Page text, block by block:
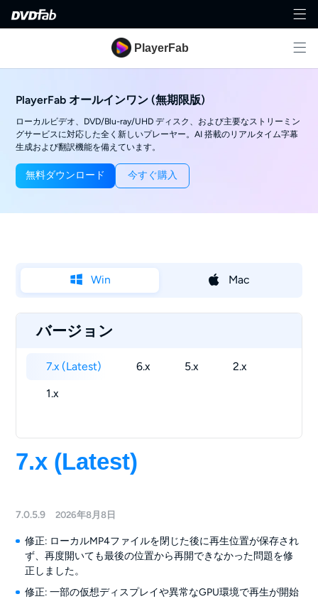
PlayerFab
PlayerFab オールインワン (無期限版)
ローカルビデオ、DVD/Blu-ray/UHD ディスク、および主要なストリーミン
グサービスに対応した全く新しいプレーヤー。AI 搭載のリアルタイム字幕
生成および翻訳機能を備えています。
無料ダウンロード 今すぐ購入
Win Mac
バージョン
7.x (Latest) 6.x 5.x 2.x
1.x
7.x (Latest)
7.0.5.9 2026年8月8日
修正: ローカルMP4ファイルを閉じた後に再生位置が保存され
ず、再度開いても最後の位置から再開できなかった問題を修
正しました。
修正: 一部の仮想ディスプレイや異常なGPU環境で再生が開始